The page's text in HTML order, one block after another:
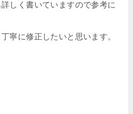
しく書いていますので参考に
寧に修正したいと思います。